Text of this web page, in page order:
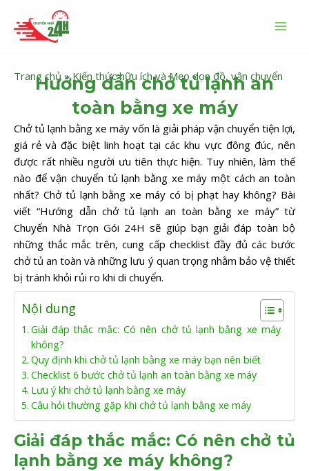
Trang chủ »Kiến thức hữu ích và Mẹo dọn đồ, vận chuyển
Hướng dẫn chở tủ lạnh an
toàn bằng xe máy
Chở tủ lạnh bằng xe máy vốn là giải pháp vận chuyển tiện lợi,
giá rẻ và đặc biệt linh hoạt tại các khu vực đông đúc, nên
được rất nhiều người ưu tiên thực hiện. Tuy nhiên, làm thế
nào để vận chuyển tủ lạnh bằng xe máy một cách an toàn
nhất? Chở tủ lạnh bằng xe máy có bị phạt hay không? Bài
viết “Hướng dẫn chở tủ lạnh an toàn bằng xe máy” từ
Chuyển Nhà Trọn Gói 24H sẽ giúp bạn giải đáp toàn bộ
những thắc mắc trên, cung cấp checklist đầy đủ các bước
chở tủ an toàn và những lưu ý quan trọng nhằm bảo vệ thiết
bị tránh khỏi rủi ro khi di chuyển.
Nội dung
Giải đáp thắc mắc: Có nên chở tủ lạnh bằng xe máy
không?
Quy định khi chở tủ lạnh bằng xe máy bạn nên biết
Checklist 6 bước chở tủ lạnh an toàn bằng xe máy
Lưu ý khi chở tủ lạnh bằng xe máy
Câu hỏi thường gặp khi chở tủ lạnh bằng xe máy
Giải đáp thắc mắc: Có nên chở tủ
lạnh bằng xe máy không?